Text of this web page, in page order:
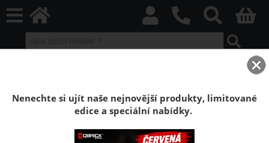
Podložka pod plovoucí podlahy XPS 5 mm
Podložka pod plovoucí podlahy XPS 5 mm
Nenechte si ujít naše nejnovější produkty, limitované
edice a speciální nabídky.